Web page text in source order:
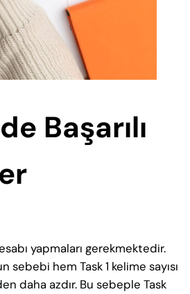
Başarılı
yapmaları gerekmektedir.
sebebi hem Task 1 kelime sayısı
daha azdır. Bu sebeple Task